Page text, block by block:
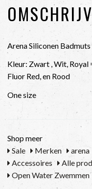
Arena Siliconen Badmuts
Kleur: Zwart , Wit,
Fluor Red, en Rood
One size
Shop meer
Sale
Merken arena
Accessoires
Alle
Open Water Zwemmen